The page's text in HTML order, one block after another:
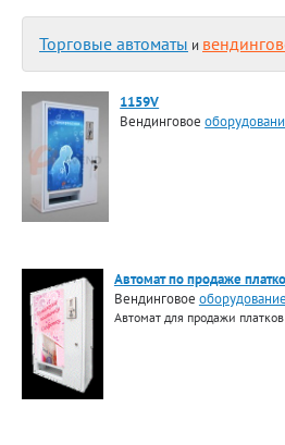
Торговые автоматы и
1159V
Вендинговое
Автомат по продаже
Вендинговое
Автомат для продажи